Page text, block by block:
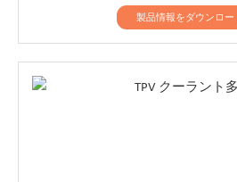
製品情報をダウンロー